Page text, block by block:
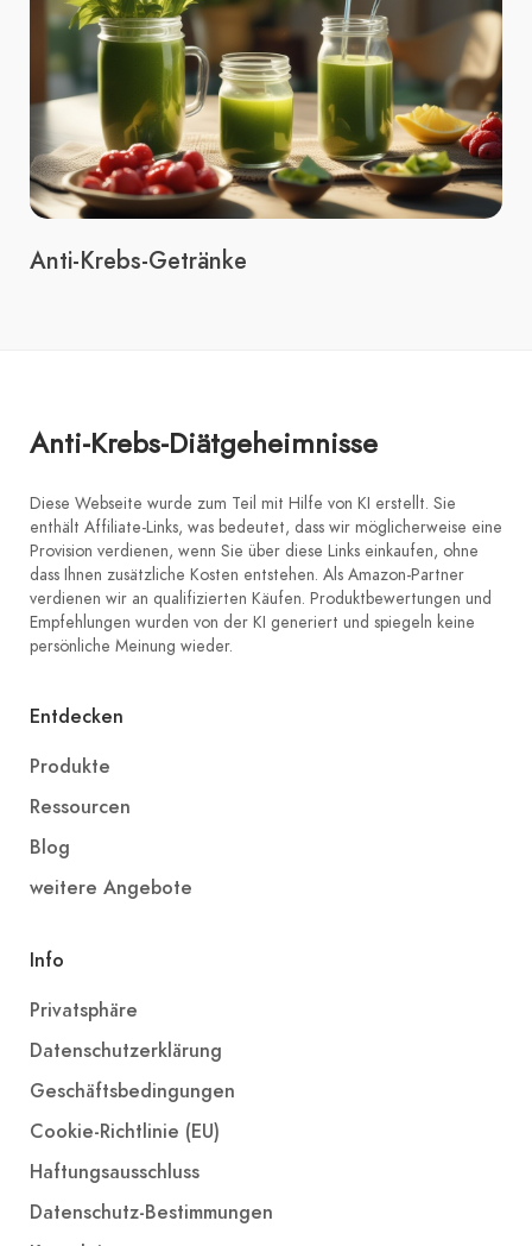
Anti-Krebs-Getränke
Anti-Krebs-Diätgeheimnisse
Diese Webseite wurde zum Teil mit Hilfe von KI erstellt. Sie
enthält Affiliate-Links, was bedeutet, dass wir möglicherweise eine
Provision verdienen, wenn Sie über diese Links einkaufen, ohne
dass Ihnen zusätzliche Kosten entstehen. Als Amazon-Partner
verdienen wir an qualifizierten Käufen. Produktbewertungen und
Empfehlungen wurden von der KI generiert und spiegeln keine
persönliche Meinung wieder.
Entdecken
Produkte
Ressourcen
Blog
weitere Angebote
Info
Privatsphäre
Datenschutzerklärung
Geschäftsbedingungen
Cookie-Richtlinie (EU)
Haftungsausschluss
Datenschutz-Bestimmungen